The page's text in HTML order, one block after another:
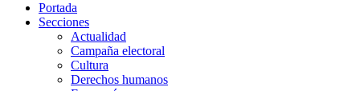
Portada
Secciones
Actualidad
Campaña electoral
Cultura
Derechos humanos